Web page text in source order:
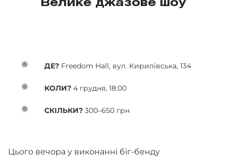
Велике джазове шоу
ДЕ? Freedom Hall, вул. Кирилівська, 134
КОЛИ? 4 грудня, 18:00
СКІЛЬКИ? 300–650 грн
Цього вечора у виконанні біг-бенду